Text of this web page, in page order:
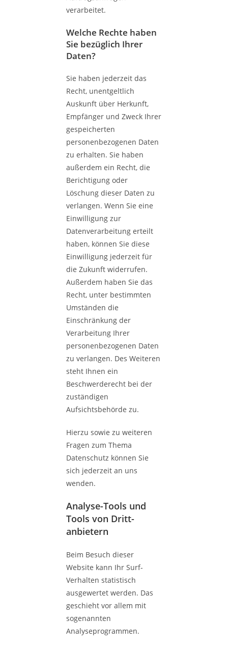
verarbeitet.
Welche Rechte haben
Sie bezüglich Ihrer
Daten?
Sie haben jederzeit das
Recht, unentgeltlich
Auskunft über Herkunft,
Empfänger und Zweck Ihrer
gespeicherten
personenbezogenen Daten
zu erhalten. Sie haben
außerdem ein Recht, die
Berichtigung oder
Löschung dieser Daten zu
verlangen. Wenn Sie eine
Einwilligung zur
Datenverarbeitung erteilt
haben, können Sie diese
Einwilligung jederzeit für
die Zukunft widerrufen.
Außerdem haben Sie das
Recht, unter bestimmten
Umständen die
Einschränkung der
Verarbeitung Ihrer
personenbezogenen Daten
zu verlangen. Des Weiteren
steht Ihnen ein
Beschwerderecht bei der
zuständigen
Aufsichtsbehörde zu.
Hierzu sowie zu weiteren
Fragen zum Thema
Datenschutz können Sie
sich jederzeit an uns
wenden.
Analyse-Tools und
Tools von Dritt­
anbietern
Beim Besuch dieser
Website kann Ihr Surf-
Verhalten statistisch
ausgewertet werden. Das
geschieht vor allem mit
sogenannten
Analyseprogrammen.